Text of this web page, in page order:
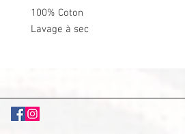
100% Coton
Lavage à sec